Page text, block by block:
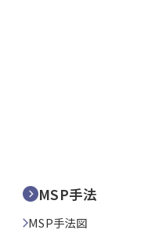
MSP手法
MSP手法図